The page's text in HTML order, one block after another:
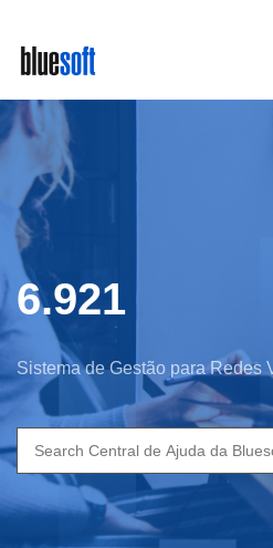
main
content
6.921
Sistema de Gestão para Redes
Search
for: